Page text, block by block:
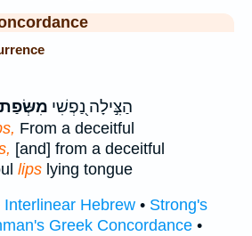
הַצִּ֣ילָה נַ֭פְשִׁי
From a deceitful
[and] from a deceitful
lips lying tongue
Interlinear Hebrew • Strong's
Greek Concordance •